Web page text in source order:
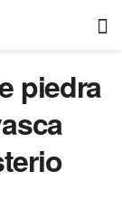
piedra